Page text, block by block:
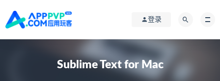
登录
Sublime Text for Mac